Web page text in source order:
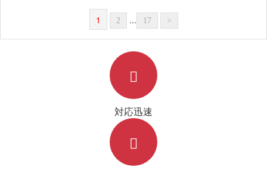
1 2 ... 17 >
対応迅速